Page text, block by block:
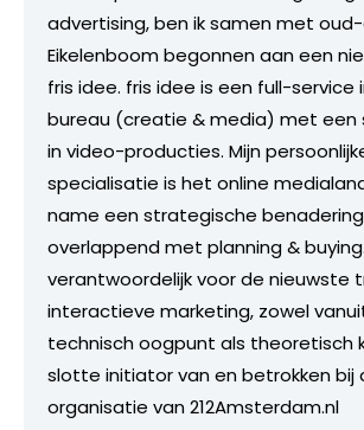
advertising, ben ik samen met
Eikelenboom begonnen aan een
fris idee. fris idee is een full-
bureau (creatie & media) met een
in video-producties. Mijn
specialisatie is het online
name een strategische
overlappend met planning &
verantwoordelijk voor de nieuwste
interactieve marketing, zowel
technisch oogpunt als theoretisch
slotte initiator van en betrokken bij
organisatie van 212Amsterdam.nl